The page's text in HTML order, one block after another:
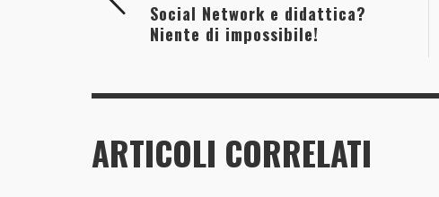
Social Network e didattica?
Niente di impossibile!
ARTICOLI CORRELATI